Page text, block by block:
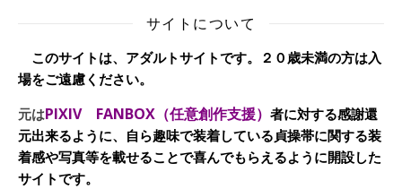
サイトについて
このサイトは、アダルトサイトです。２０歳未満の方は入
場をご遠慮ください。
元はPIXIV FANBOX（任意創作支援） 者に対する感謝還
元出来るように、自ら趣味で装着している貞操帯に関する装
着感や写真等を載せることで喜んでもらえるように開設した
サイトです。